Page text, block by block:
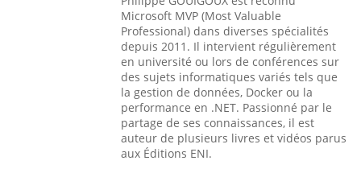
Microsoft MVP (Most Valuable
Professional) dans diverses spécialités
depuis 2011. Il intervient régulièrement
en université ou lors de conférences sur
des sujets informatiques variés tels que
la gestion de données, Docker ou la
performance en .NET. Passionné par le
partage de ses connaissances, il est
auteur de plusieurs livres et vidéos parus
aux Éditions ENI.